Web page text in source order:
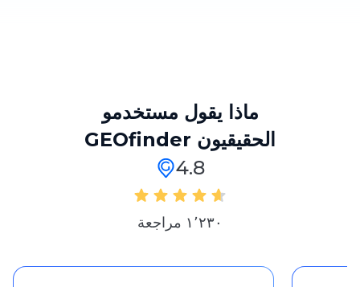
ماذا يقول مستخدمو
GEOfinder الحقيقيون
4.8
١٬٢٣٠ مراجعة